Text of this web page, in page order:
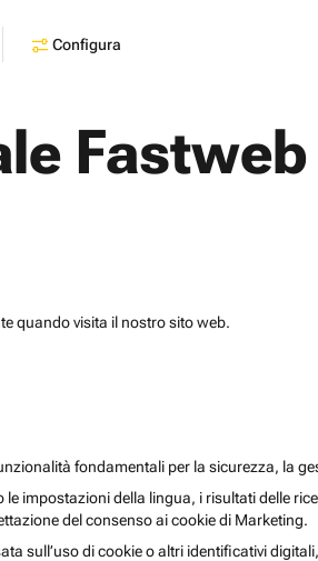
Configura
Fastweb
quando visita il nostro sito web.
fondamentali per la sicurezza, la
impostazioni della lingua, i risultati delle
del consenso ai cookie di Marketing.
sull’uso di cookie o altri identificativi